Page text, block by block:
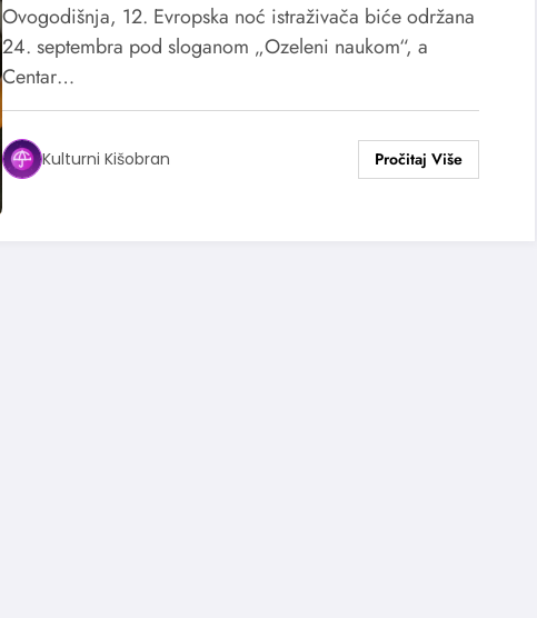
Ovogodišnja, 12. Evropska noć istraživača biće održana
24. septembra pod sloganom „Ozeleni naukom“, a
Centar…
Kulturni Kišobran